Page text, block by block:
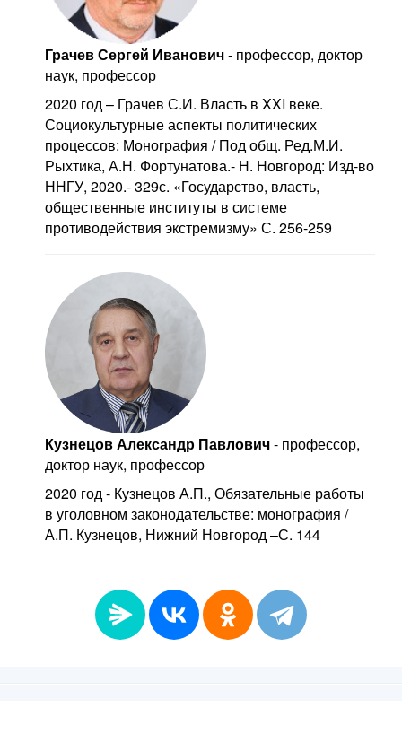
Грачев Сергей Иванович- профессор, доктор
наук, профессор
2020 год – Грачев С.И. Власть в XXI веке.
Социокультурные аспекты политических
процессов: Монография / Под общ. Ред.М.И.
Рыхтика, А.Н. Фортунатова.- Н. Новгород: Изд-во
ННГУ, 2020.- 329с. «Государство, власть,
общественные институты в системе
противодействия экстремизму» С. 256-259
Кузнецов Александр Павлович- профессор,
доктор наук, профессор
2020 год - Кузнецов А.П., Обязательные работы
в уголовном законодательстве: монография /
А.П. Кузнецов, Нижний Новгород –С. 144